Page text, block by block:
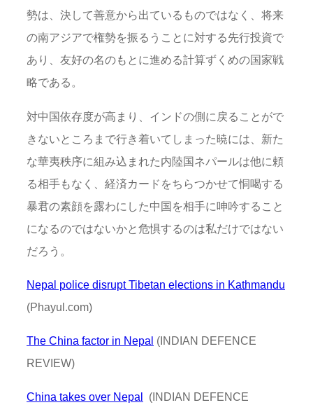
勢は、決して善意から出ているものではなく、将来
の南アジアで権勢を振るうことに対する先行投資で
あり、友好の名のもとに進める計算ずくめの国家戦
略である。
対中国依存度が高まり、インドの側に戻ることがで
きないところまで行き着いてしまった暁には、新た
な華夷秩序に組み込まれた内陸国ネパールは他に頼
る相手もなく、経済カードをちらつかせて恫喝する
暴君の素顔を露わにした中国を相手に呻吟すること
になるのではないかと危惧するのは私だけではない
だろう。
Nepal police disrupt Tibetan elections in Kathmandu
(Phayul.com)
The China factor in Nepal (INDIAN DEFENCE
REVIEW)
China takes over Nepal (INDIAN DEFENCE